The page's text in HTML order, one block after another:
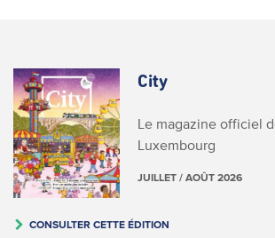
City
Le magazine officiel
Luxembourg
JUILLET / AOÛT 2026
CONSULTER CETTE ÉDITION